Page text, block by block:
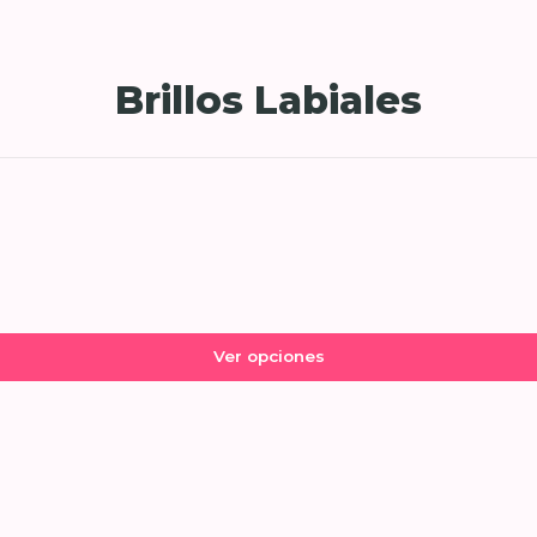
Brillos Labiales
Ver opciones